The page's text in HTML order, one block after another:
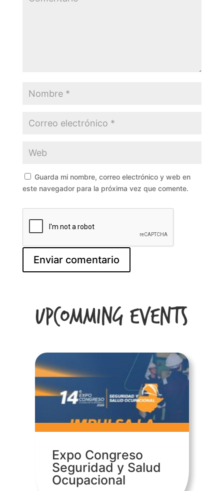
Guarda mi nombre, correo electrónico y web en
este navegador para la próxima vez que comente.
Upcomming Events
Expo Congreso
Seguridad y Salud
Ocupacional